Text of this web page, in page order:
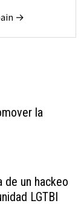
→
la
de un hackeo
LGTBI